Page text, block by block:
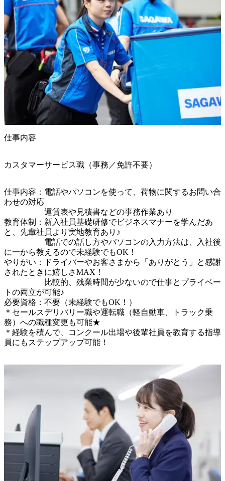
仕事内容
カスタマーサービス職（事務／免許不要）
仕事内容：電話やパソコンを使って、荷物に関するお問い合
わせの対応
運賃表や見積書などの事務作業あり
教育体制：新入社員基礎研修でビジネスマナーを学んだあ
と、先輩社員より実地教育あり♪
電話での話し方やパソコンの入力方法は、入社後
に一から教えるので未経験でもOK！
やりがい：ドライバーやお客さまから「ありがとう」と感謝
されたときに嬉しさMAX！
比較的、残業時間が少ないので仕事とプライベー
トの両立が可能♪
必要資格：不要（未経験でもOK！）
＊セールスデリバリー職や運転職（軽自動車、トラック乗
務）への職種変更も可能★
＊経験を積んで、コンクール出場や後輩社員を教育する指導
員にもステップアップ可能！